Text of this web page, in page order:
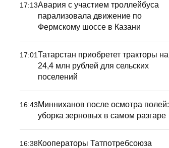
17:13Авария с участием троллейбуса
парализовала движение по
Фермскому шоссе в Казани
17:01Татарстан приобретет тракторы на
24,4 млн рублей для сельских
поселений
16:43Минниханов после осмотра полей:
уборка зерновых в самом разгаре
16:38Кооператоры Татпотребсоюза